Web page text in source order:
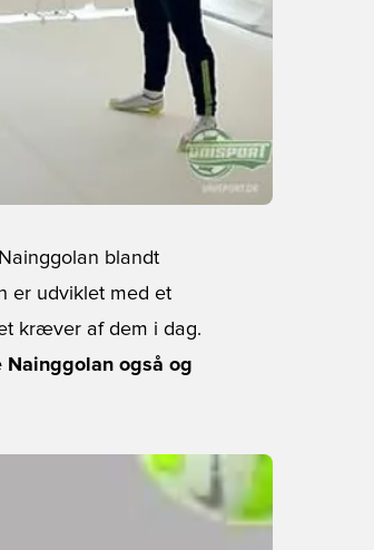
blandt
er udviklet med et
kræver af dem i dag.
Nainggolan også og